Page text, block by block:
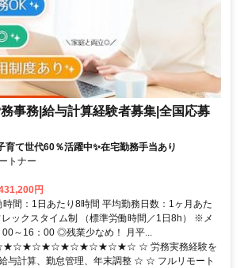
事務|給与計算経験者募集|全国応募
育て世代60％活躍中✨在宅勤務手当あり
トナー
円
間：1日あたり8時間 平均勤務日数：1ヶ月あた
ックスタイム制 （標準労働時間／1日8h） ※メ
00～16：00 ◎残業少なめ！ 月平...
☆ 労務実務経験を
与計算、勤怠管理、年末調整 ☆ ☆ フルリモート